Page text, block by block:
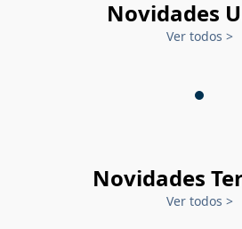
Novidades
Ver todos >
Novidades
Ver todos >